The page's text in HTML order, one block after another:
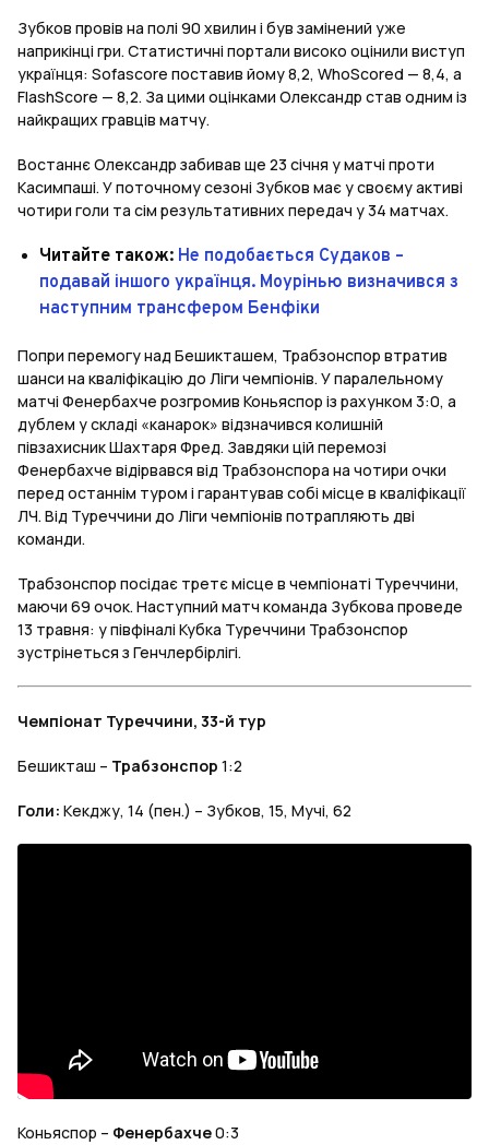
Зубков провів на полі 90 хвилин і був замінений уже
наприкінці гри. Статистичні портали високо оцінили виступ
українця: Sofascore поставив йому 8,2, WhoScored — 8,4, а
FlashScore — 8,2. За цими оцінками Олександр став одним із
найкращих гравців матчу.
Востаннє Олександр забивав ще 23 січня у матчі проти
Касимпаші. У поточному сезоні Зубков має у своєму активі
чотири голи та сім результативних передач у 34 матчах.
Читайте також: Не подобається Судаков –
подавай іншого українця. Моурінью визначився з
наступним трансфером Бенфіки
Попри перемогу над Бешикташем, Трабзонспор втратив
шанси на кваліфікацію до Ліги чемпіонів. У паралельному
матчі Фенербахче розгромив Коньяспор із рахунком 3:0, а
дублем у складі «канарок» відзначився колишній
півзахисник Шахтаря Фред. Завдяки цій перемозі
Фенербахче відірвався від Трабзонспора на чотири очки
перед останнім туром і гарантував собі місце в кваліфікації
ЛЧ. Від Туреччини до Ліги чемпіонів потрапляють дві
команди.
Трабзонспор посідає третє місце в чемпіонаті Туреччини,
маючи 69 очок. Наступний матч команда Зубкова проведе
13 травня: у півфіналі Кубка Туреччини Трабзонспор
зустрінеться з Генчлербірлігі.
Чемпіонат Туреччини, 33-й тур
Бешикташ – Трабзонспор 1:2
Голи: Кекджу, 14 (пен.) – Зубков, 15, Мучі, 62
Коньяспор – Фенербахче0:3